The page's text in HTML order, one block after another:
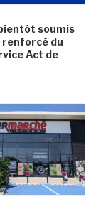
soumis
renforcé du
Act de